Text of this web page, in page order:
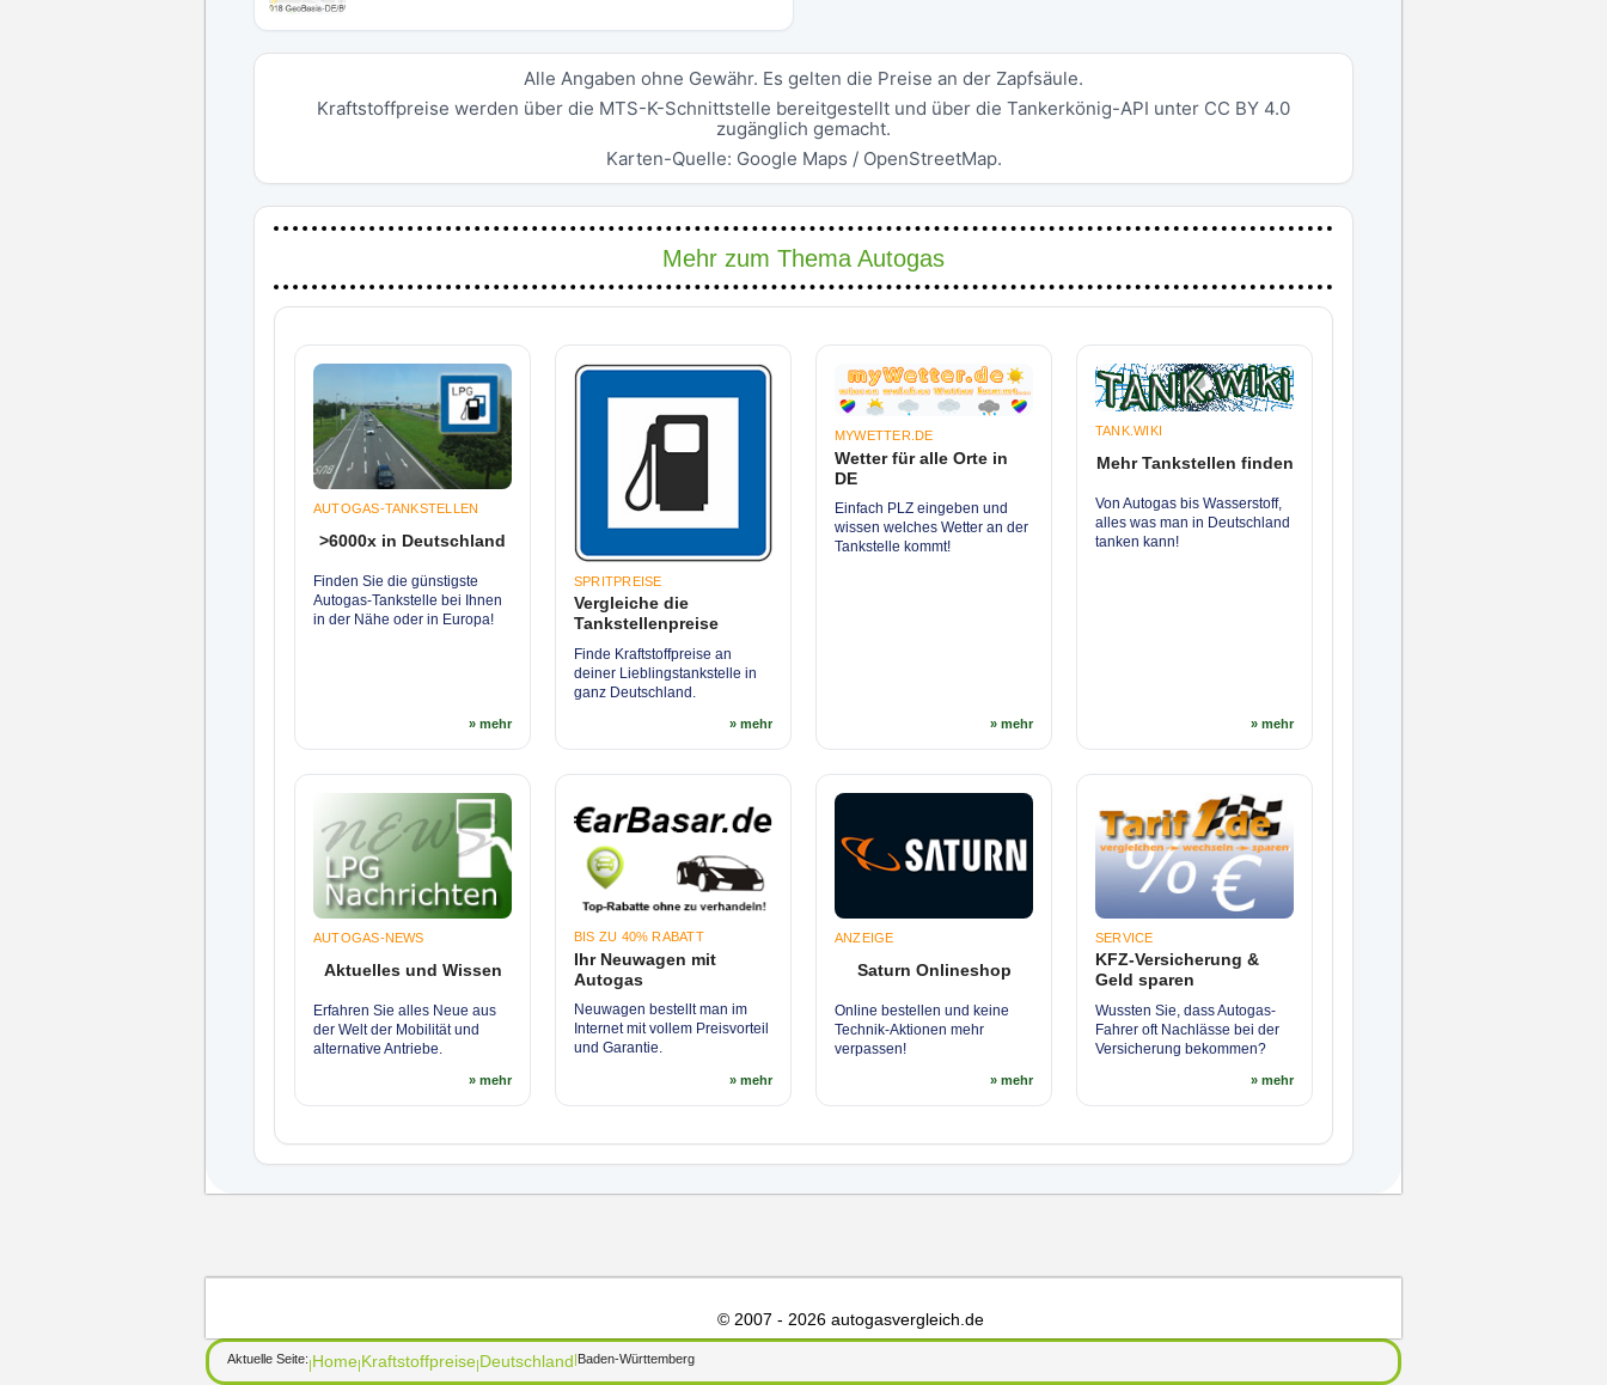
Alle Angaben ohne Gewähr. Es gelten die Preise an der Zapfsäule.
Kraftstoffpreise werden über die MTS-K-Schnittstelle bereitgestellt und über die Tankerkönig-API unter CC BY 4.0
zugänglich gemacht.
Karten-Quelle: Google Maps / OpenStreetMap.
Mehr zum Thema Autogas
AUTOGAS-TANKSTELLEN
>6000x in Deutschland
Finden Sie die günstigste
Autogas-Tankstelle bei Ihnen
in der Nähe oder in Europa!
» mehr
SPRITPREISE
Vergleiche die
Tankstellenpreise
Finde Kraftstoffpreise an
deiner Lieblingstankstelle in
ganz Deutschland.
» mehr
MYWETTER.DE
Wetter für alle Orte in
DE
Einfach PLZ eingeben und
wissen welches Wetter an der
Tankstelle kommt!
» mehr
TANK.WIKI
Mehr Tankstellen finden
Von Autogas bis Wasserstoff,
alles was man in Deutschland
tanken kann!
» mehr
AUTOGAS-NEWS
Aktuelles und Wissen
Erfahren Sie alles Neue aus
der Welt der Mobilität und
alternative Antriebe.
» mehr
BIS ZU 40% RABATT
Ihr Neuwagen mit
Autogas
Neuwagen bestellt man im
Internet mit vollem Preisvorteil
und Garantie.
» mehr
ANZEIGE
Saturn Onlineshop
Online bestellen und keine
Technik-Aktionen mehr
verpassen!
» mehr
SERVICE
KFZ-Versicherung &
Geld sparen
Wussten Sie, dass Autogas-
Fahrer oft Nachlässe bei der
Versicherung bekommen?
» mehr
© 2007 - 2026 autogasvergleich.de
Aktuelle Seite: Home Kraftstoffpreise Deutschland Baden-Württemberg